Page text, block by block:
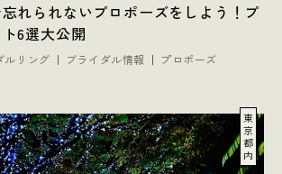
忘れられないプロポーズをしよう！プ
6選大公開
ルリング ブライダル情報 プロポーズ
東
京
都
内